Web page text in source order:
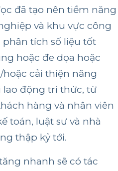
đã tạo nên tiềm năng
và khu vực công
tích số liệu tốt
hoặc đe dọa hoặc
hoặc cải thiện năng
lao động tri thức, từ
hàng và nhân viên
toán, luật sư và nhà
thập kỷ tới.
nhanh sẽ có tác